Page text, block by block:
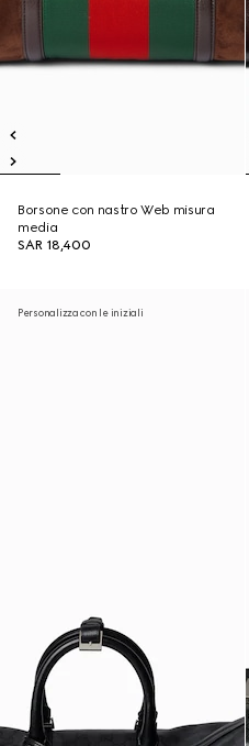
Borsone con nastro Web misura
media
SAR 18,400
Personalizza con le iniziali